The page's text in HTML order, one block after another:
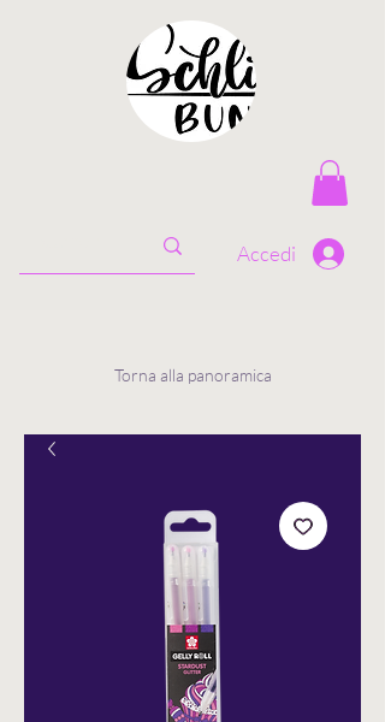
Accedi
Torna alla panoramica